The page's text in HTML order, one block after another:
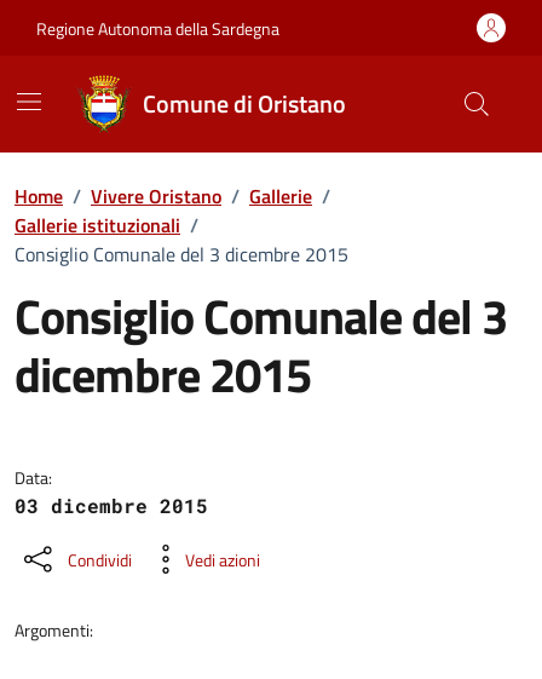
Regione Autonoma della Sardegna
Comune di Oristano
Home / Vivere Oristano / Gallerie /
Gallerie istituzionali /
Consiglio Comunale del 3 dicembre 2015
Consiglio Comunale del 3
dicembre 2015
Data:
03 dicembre 2015
Condividi Vedi azioni
Argomenti: